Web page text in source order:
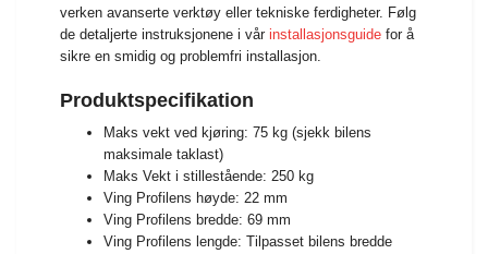
verken avanserte verktøy eller tekniske ferdigheter. Følg
de detaljerte instruksjonene i vår installasjonsguide for å
sikre en smidig og problemfri installasjon.
Produktspecifikation
Maks vekt ved kjøring: 75 kg (sjekk bilens
maksimale taklast)
Maks Vekt i stillestående: 250 kg
Ving Profilens høyde: 22 mm
Ving Profilens bredde: 69 mm
Ving Profilens lengde: Tilpasset bilens bredde